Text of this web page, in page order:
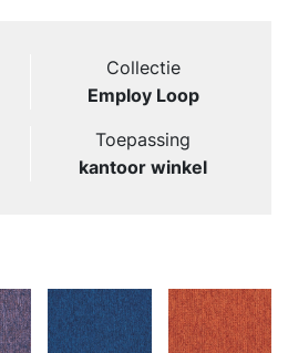
Collectie
Employ Loop
Toepassing
kantoor winkel